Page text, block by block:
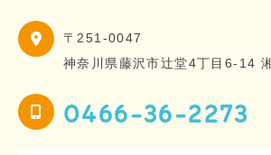
〒251-0047
神奈川県藤沢市辻堂4丁目6-14
0466-36-2273